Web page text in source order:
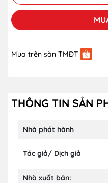
Mua trên sàn TMĐT
THÔNG TIN SẢN
Nhà phát hành
Tác giả/ Dịch giả
Nhà xuất bản: